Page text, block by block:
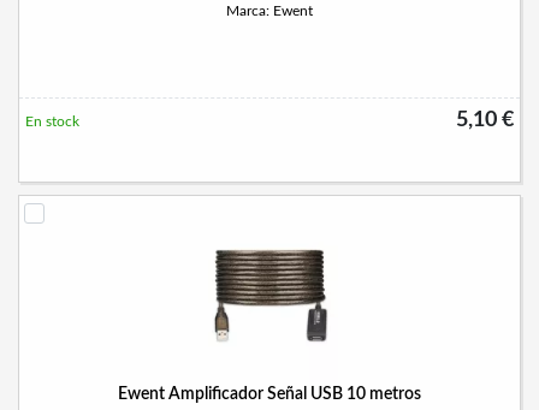
Marca: Ewent
5,10 €
En stock
Ewent Amplificador Señal USB 10 metros